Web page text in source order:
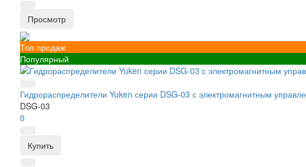
Просмотр
Топ продаж
Популярный
Гидрораспределители Yuken серии DSG-03 с электромагнитным
DSG-03
0
Купить